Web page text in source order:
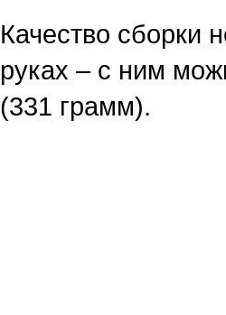
Качество сборки
руках – с ним
(331 грамм).